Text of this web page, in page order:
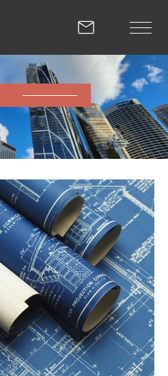
陽建設